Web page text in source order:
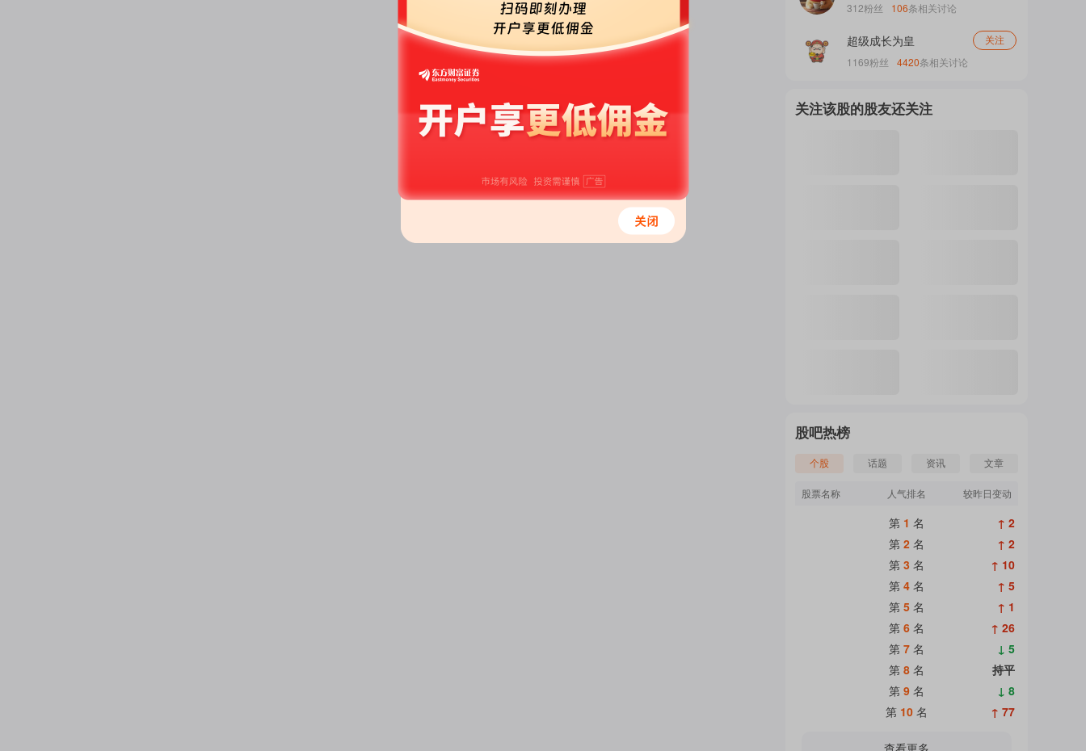
312粉丝 106条相关讨论
超级成长为皇 关注
1169粉丝 4420条相关讨论
关注该股的股友还关注
股吧热榜
个股 话题 资讯 文章
股票名称 人气排名 较昨日变动
第 1 名
↑ 2
第 2 名
↑ 2
第 3 名
↑ 10
第 4 名
↑ 5
第 5 名
↑ 1
第 6 名
↑ 26
第 7 名
↓ 5
第 8 名
持平
第 9 名
↓ 8
第 10 名 ↑ 77